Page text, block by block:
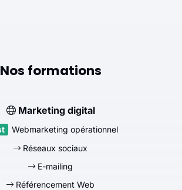
Nos formations
Marketing digital
Webmarketing opérationnel
Réseaux sociaux
E-mailing
Référencement Web